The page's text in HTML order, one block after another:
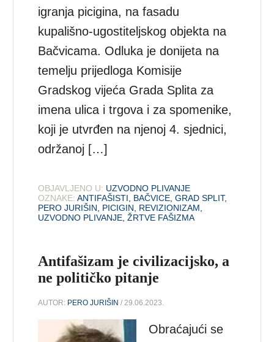
igranja picigina, na fasadu
kupališno-ugostiteljskog objekta na
Bačvicama. Odluka je donijeta na
temelju prijedloga Komisije
Gradskog vijeća Grada Splita za
imena ulica i trgova i za spomenike,
koji je utvrđen na njenoj 4. sjednici,
održanoj […]
OBJAVLJENO U: UZVODNO PLIVANJE
OZNAKE: ANTIFAŠISTI BAČVICE ,GRAD SPLIT,
PERO JURIŠIN
PICIGIN REVIZIONIZAM
UZVODNO PLIVANJE ,ŽRTVE FAŠIZMA
Antifašizam je civilizacijsko, a
ne političko pitanje
AUTOR: PERO JURIŠIN / 29.06.2023.
Obraćajući se